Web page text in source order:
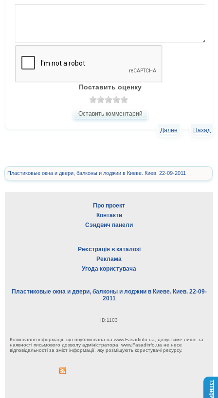
Поставить оценку
Оставить комментарий
Назад
Далее
Пластиковые окна и двери, балконы и лоджии в Киеве. Киев. 22-09-2011
Про проект
Контакти
Сэндвич панели
Реєстрація в каталозі
Реклама
Угода користувача
Пластиковые окна и двери, балконы и лоджии в Киеве. Киев. 22-09-
2011
ID:1103
Копіювання інформації, що опублікована на www.Fasadinfo.ua, допустиме лише за
наявності письмового дозволу адміністратора. www.Fasadinfo.ua не несе
відповідальності за зміст інформації, яку розміщують користувачі ресурсу.